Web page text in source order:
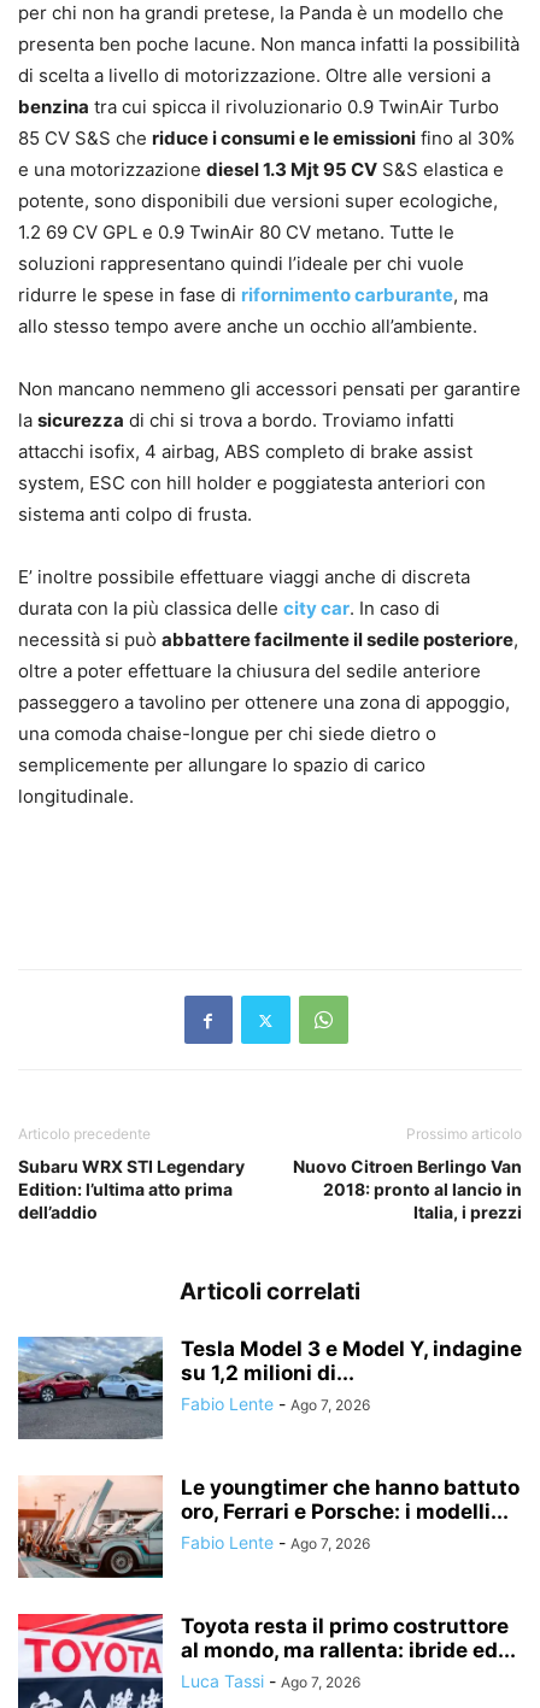
per chi non ha grandi pretese, la Panda è un modello che
presenta ben poche lacune. Non manca infatti la possibilità
di scelta a livello di motorizzazione. Oltre alle versioni a
benzina tra cui spicca il rivoluzionario 0.9 TwinAir Turbo
85 CV S&S che riduce i consumi e le emissioni fino al 30%
e una motorizzazione diesel 1.3 Mjt 95 CV S&S elastica e
potente, sono disponibili due versioni super ecologiche,
1.2 69 CV GPL e 0.9 TwinAir 80 CV metano. Tutte le
soluzioni rappresentano quindi l’ideale per chi vuole
ridurre le spese in fase di rifornimento carburante, ma
allo stesso tempo avere anche un occhio all’ambiente.
Non mancano nemmeno gli accessori pensati per garantire
la sicurezza di chi si trova a bordo. Troviamo infatti
attacchi isofix, 4 airbag, ABS completo di brake assist
system, ESC con hill holder e poggiatesta anteriori con
sistema anti colpo di frusta.
E’ inoltre possibile effettuare viaggi anche di discreta
durata con la più classica delle city car. In caso di
necessità si può abbattere facilmente il sedile posteriore,
oltre a poter effettuare la chiusura del sedile anteriore
passeggero a tavolino per ottenere una zona di appoggio,
una comoda chaise-longue per chi siede dietro o
semplicemente per allungare lo spazio di carico
longitudinale.
Articolo precedente
Subaru WRX STI Legendary
Edition: l’ultima atto prima
dell’addio
Prossimo articolo
Nuovo Citroen Berlingo Van
2018: pronto al lancio in
Italia, i prezzi
Articoli correlati
Tesla Model 3 e Model Y, indagine
su 1,2 milioni di...
Fabio Lente - Ago 7, 2026
Le youngtimer che hanno battuto
oro, Ferrari e Porsche: i modelli...
Fabio Lente - Ago 7, 2026
Toyota resta il primo costruttore
al mondo, ma rallenta: ibride ed...
Luca Tassi - Ago 7, 2026